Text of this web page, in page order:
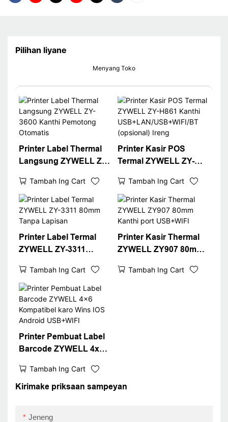
Pilihan liyane
Menyang Toko
Printer Label Thermal
Langsung ZYWELL ZY-
Otomatis
Tambah Ing Cart
Printer Kasir POS
Termal ZYWELL ZY-
USB+LAN/USB+WIFI/B
T (opsional) Ireng
Tambah Ing Cart
Printer Label Termal
ZYWELL ZY-3311
Tambah Ing Cart
Printer Kasir Thermal
ZYWELL ZY907 80mm
Tambah Ing Cart
Printer Pembuat Label
Barcode ZYWELL 4x6
IOS Android USB+WIFI
Tambah Ing Cart
Kirimake priksaan sampeyan
Jeneng